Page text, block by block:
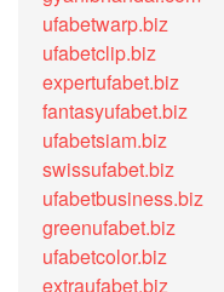
ufabetwarp.biz
ufabetclip.biz
expertufabet.biz
fantasyufabet.biz
ufabetsiam.biz
swissufabet.biz
ufabetbusiness.biz
greenufabet.biz
ufabetcolor.biz
extraufabet.biz